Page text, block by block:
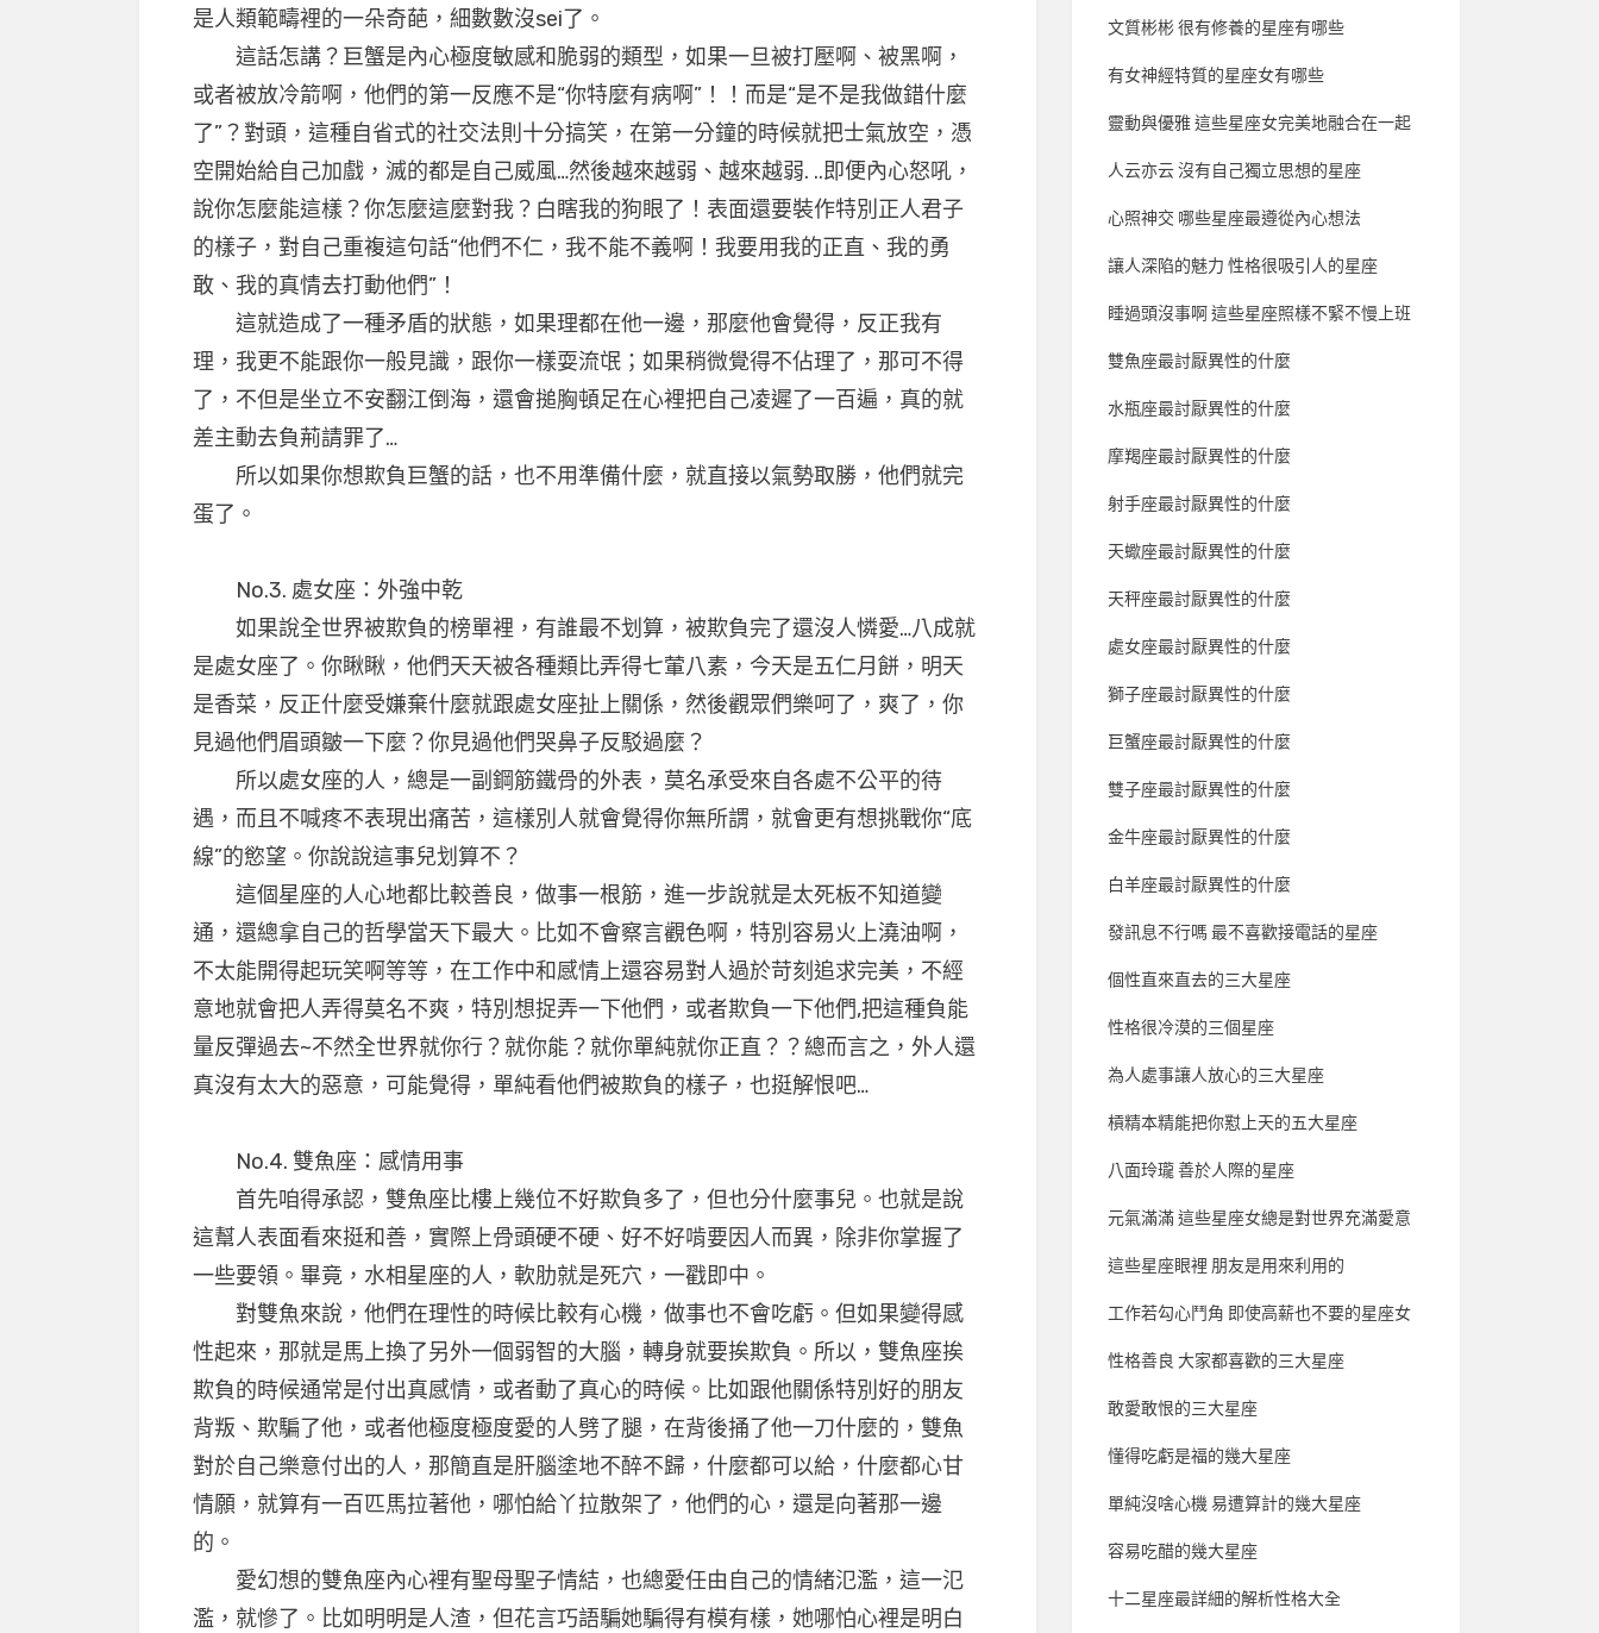
是人類範疇裡的一朵奇葩，細數數沒sei了。
這話怎講？巨蟹是內心極度敏感和脆弱的類型，如果一旦被打壓啊、被黑啊，
或者被放冷箭啊，他們的第一反應不是“你特麼有病啊”！！而是“是不是我做錯什麼
了”？對頭，這種自省式的社交法則十分搞笑，在第一分鐘的時候就把士氣放空，憑
空開始給自己加戲，滅的都是自己威風…然後越來越弱、越來越弱. ..即便內心怒吼，
說你怎麼能這樣？你怎麼這麼對我？白瞎我的狗眼了！表面還要裝作特別正人君子
的樣子，對自己重複這句話“他們不仁，我不能不義啊！我要用我的正直、我的勇
敢、我的真情去打動他們”！
這就造成了一種矛盾的狀態，如果理都在他一邊，那麼他會覺得，反正我有
理，我更不能跟你一般見識，跟你一樣耍流氓；如果稍微覺得不佔理了，那可不得
了，不但是坐立不安翻江倒海，還會搥胸頓足在心裡把自己凌遲了一百遍，真的就
差主動去負荊請罪了…
所以如果你想欺負巨蟹的話，也不用準備什麼，就直接以氣勢取勝，他們就完
蛋了。
No.3. 處女座：外強中乾
如果說全世界被欺負的榜單裡，有誰最不划算，被欺負完了還沒人憐愛…八成就
是處女座了。你瞅瞅，他們天天被各種類比弄得七葷八素，今天是五仁月餅，明天
是香菜，反正什麼受嫌棄什麼就跟處女座扯上關係，然後觀眾們樂呵了，爽了，你
見過他們眉頭皺一下麼？你見過他們哭鼻子反駁過麼？
所以處女座的人，總是一副鋼筋鐵骨的外表，莫名承受來自各處不公平的待
遇，而且不喊疼不表現出痛苦，這樣別人就會覺得你無所謂，就會更有想挑戰你“底
線”的慾望。你說說這事兒划算不？
這個星座的人心地都比較善良，做事一根筋，進一步說就是太死板不知道變
通，還總拿自己的哲學當天下最大。比如不會察言觀色啊，特別容易火上澆油啊，
不太能開得起玩笑啊等等，在工作中和感情上還容易對人過於苛刻追求完美，不經
意地就會把人弄得莫名不爽，特別想捉弄一下他們，或者欺負一下他們,把這種負能
量反彈過去~不然全世界就你行？就你能？就你單純就你正直？？總而言之，外人還
真沒有太大的惡意，可能覺得，單純看他們被欺負的樣子，也挺解恨吧…
No.4. 雙魚座：感情用事
首先咱得承認，雙魚座比樓上幾位不好欺負多了，但也分什麼事兒。也就是說
這幫人表面看來挺和善，實際上骨頭硬不硬、好不好啃要因人而異，除非你掌握了
一些要領。畢竟，水相星座的人，軟肋就是死穴，一戳即中。
對雙魚來說，他們在理性的時候比較有心機，做事也不會吃虧。但如果變得感
性起來，那就是馬上換了另外一個弱智的大腦，轉身就要挨欺負。所以，雙魚座挨
欺負的時候通常是付出真感情，或者動了真心的時候。比如跟他關係特別好的朋友
背叛、欺騙了他，或者他極度極度愛的人劈了腿，在背後捅了他一刀什麼的，雙魚
對於自己樂意付出的人，那簡直是肝腦塗地不醉不歸，什麼都可以給，什麼都心甘
情願，就算有一百匹馬拉著他，哪怕給丫拉散架了，他們的心，還是向著那一邊
的。
愛幻想的雙魚座內心裡有聖母聖子情結，也總愛任由自己的情緒氾濫，這一氾
濫，就慘了。比如明明是人渣，但花言巧語騙她騙得有模有樣，她哪怕心裡是明白
文質彬彬 很有修養的星座有哪些
有女神經特質的星座女有哪些
靈動與優雅 這些星座女完美地融合在一起
人云亦云 沒有自己獨立思想的星座
心照神交 哪些星座最遵從內心想法
讓人深陷的魅力 性格很吸引人的星座
睡過頭沒事啊 這些星座照樣不緊不慢上班
雙魚座最討厭異性的什麼
水瓶座最討厭異性的什麼
摩羯座最討厭異性的什麼
射手座最討厭異性的什麼
天蠍座最討厭異性的什麼
天秤座最討厭異性的什麼
處女座最討厭異性的什麼
獅子座最討厭異性的什麼
巨蟹座最討厭異性的什麼
雙子座最討厭異性的什麼
金牛座最討厭異性的什麼
白羊座最討厭異性的什麼
發訊息不行嗎 最不喜歡接電話的星座
個性直來直去的三大星座
性格很冷漠的三個星座
為人處事讓人放心的三大星座
槓精本精能把你懟上天的五大星座
八面玲瓏 善於人際的星座
元氣滿滿 這些星座女總是對世界充滿愛意
這些星座眼裡 朋友是用來利用的
工作若勾心鬥角 即使高薪也不要的星座女
性格善良 大家都喜歡的三大星座
敢愛敢恨的三大星座
懂得吃虧是福的幾大星座
單純沒啥心機 易遭算計的幾大星座
容易吃醋的幾大星座
十二星座最詳細的解析性格大全